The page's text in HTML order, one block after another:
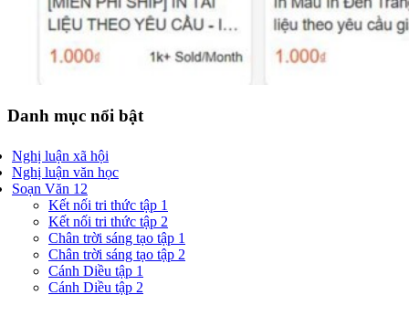
Danh mục nổi bật
Nghị luận xã hội
Nghị luận văn học
Soạn Văn 12
Kết nối tri thức tập 1
Kết nối tri thức tập 2
Chân trời sáng tạo tập 1
Chân trời sáng tạo tập 2
Cánh Diều tập 1
Cánh Diều tập 2